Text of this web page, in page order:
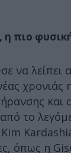
πιο
να λείπει
χρονιάς
από το
όπως η